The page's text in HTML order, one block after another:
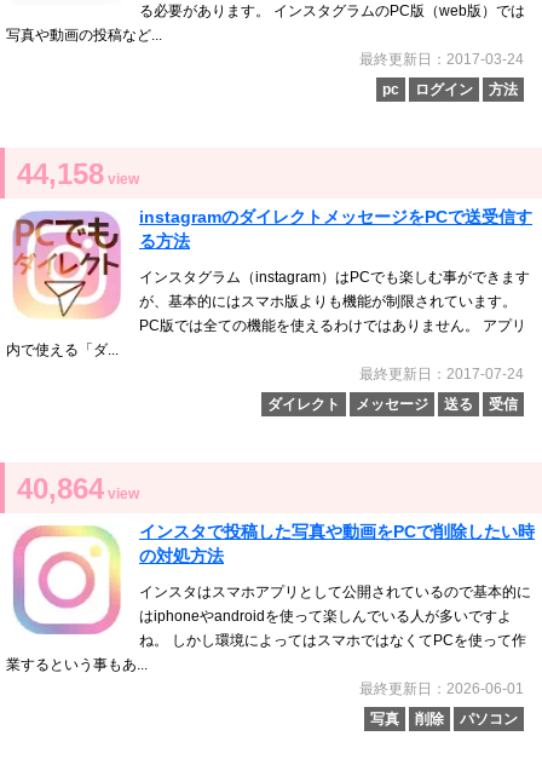
る必要があります。 インスタグラムのPC版（web版）では
写真や動画の投稿など...
最終更新日：2017-03-24
pc
ログイン 方法
44,158 view
instagramのダイレクトメッセージをPCで送受信す
る方法
インスタグラム（instagram）はPCでも楽しむ事ができます
が、基本的にはスマホ版よりも機能が制限されています。
PC版では全ての機能を使えるわけではありません。 アプリ
内で使える「ダ...
最終更新日：2017-07-24
ダイレクト
メッセージ 送る 受信
40,864 view
インスタで投稿した写真や動画をPCで削除したい時
の対処方法
インスタはスマホアプリとして公開されているので基本的に
はiphoneやandroidを使って楽しんでいる人が多いですよ
ね。 しかし環境によってはスマホではなくてPCを使って作
業するという事もあ...
最終更新日：2026-06-01
写真
削除 パソコン